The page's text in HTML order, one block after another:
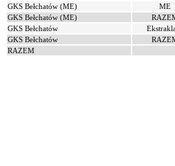
GKS Bełchatów (ME)
ME
GKS Bełchatów (ME)
GKS Bełchatów
GKS Bełchatów
RAZEM